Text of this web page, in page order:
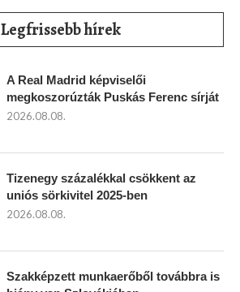
Legfrissebb hírek
A Real Madrid képviselői
megkoszorúzták Puskás Ferenc sírját
2026.08.08.
Tizenegy százalékkal csökkent az
uniós sörkivitel 2025-ben
2026.08.08.
Szakképzett munkaerőből továbbra is